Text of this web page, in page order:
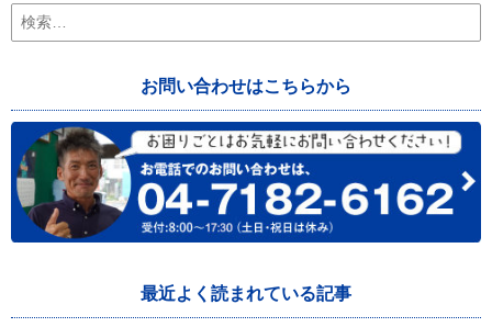
検
索:
お問い合わせはこちらから
最近よく読まれている記事